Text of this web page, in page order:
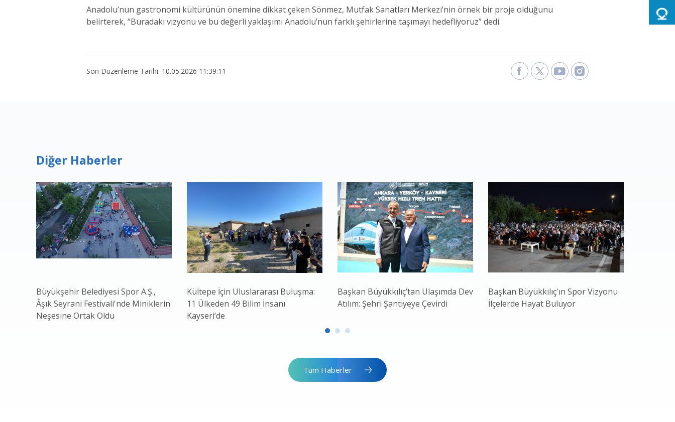
Anadolu’nun gastronomi kültürünün önemine dikkat çeken Sönmez, Mutfak Sanatları Merkezi’nin örnek bir proje olduğunu
belirterek, “Buradaki vizyonu ve bu değerli yaklaşımı Anadolu’nun farklı şehirlerine taşımayı hedefliyoruz” dedi.
Son Düzenleme Tarihi: 10.05.2026 11:39:11
Diğer Haberler
Büyükşehir Belediyesi Spor A.Ş.,
Âşık Seyrani Festivali'nde Miniklerin
Neşesine Ortak Oldu
Kültepe İçin Uluslararası Buluşma:
11 Ülkeden 49 Bilim İnsanı
Kayseri’de
Başkan Büyükkılıç’tan Ulaşımda Dev
Atılım: Şehri Şantiyeye Çevirdi
Başkan Büyükkılıç'ın Spor Vizyonu
İlçelerde Hayat Buluyor
Tüm Haberler